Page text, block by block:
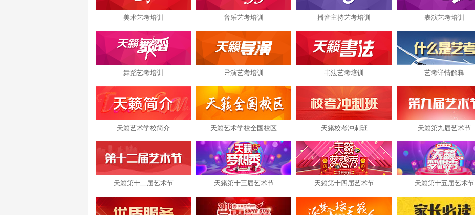
美术艺考培训 音乐艺考培训 播音主持艺考培训 表演艺考培训
舞蹈艺考培训 导演艺考培训 书法艺考培训 艺考详情解释
天籁艺术学校简介 天籁艺术学校全国校区 天籁校考冲刺班 天籁第九届艺术节
天籁第十二届艺术节 天籁第十三届艺术节 天籁第十四届艺术节 天籁第十五届艺术节